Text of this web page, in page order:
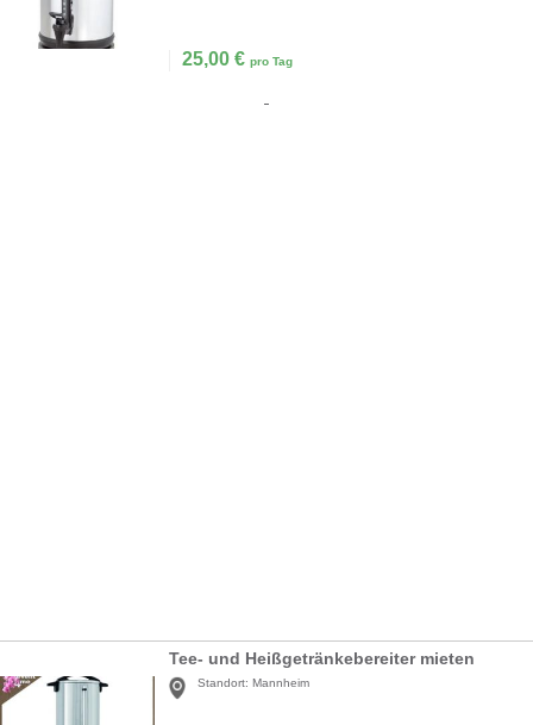
25,00 € pro Tag
Tee- und Heißgetränkebereiter mieten
Standort: Mannheim